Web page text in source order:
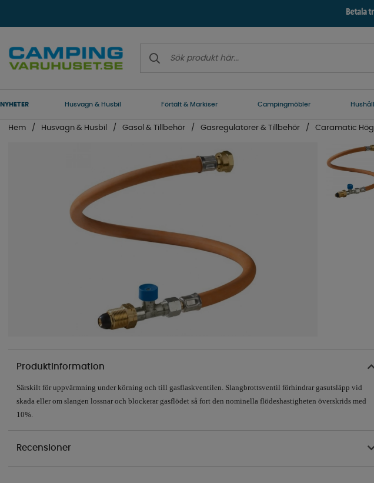
NYHETER Husvagn & Husbil Förtält & Markiser Campingmöbler
Hem Husvagn & Husbil Gasol & Tillbehör Gasregulatorer & Tillbehör Caramatic
Produktinformation
Särskilt för uppvärmning under körning och till gasflaskventilen. Slangbrottsventil förhindrar gasutsläpp vid
skada eller om slangen lossnar och blockerar gasflödet så fort den nominella flödeshastigheten överskrids med
10%.
Recensioner